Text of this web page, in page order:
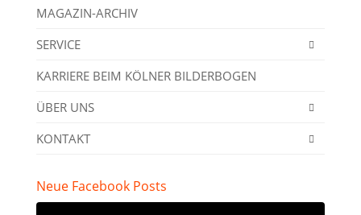
MAGAZIN-ARCHIV
SERVICE
KARRIERE BEIM KÖLNER BILDERBOGEN
ÜBER UNS
KONTAKT
Neue Facebook Posts